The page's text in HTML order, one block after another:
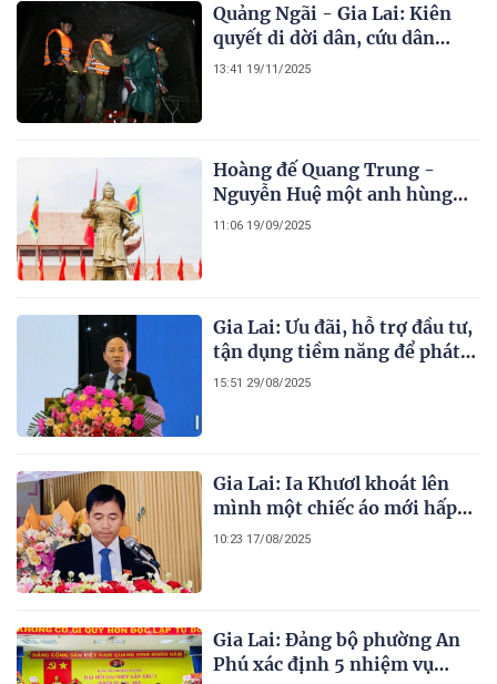
Quảng Ngãi - Gia Lai: Kiên
quyết di dời dân, cứu dân
trong lũ, sớm ổn định cuộc
13:41 19/11/2025
Hoàng đế Quang Trung -
Nguyễn Huệ một anh hùng
dân tộc vĩ đại
11:06 19/09/2025
Gia Lai: Ưu đãi, hỗ trợ đầu tư,
tận dụng tiềm năng để phát
triển toàn diện, năng động và
15:51 29/08/2025
Gia Lai: Ia Khươl khoát lên
mình một chiếc áo mới hấp
dẫn, mời gọi và phát triển
10:23 17/08/2025
Gia Lai: Đảng bộ phường An
Phú xác định 5 nhiệm vụ